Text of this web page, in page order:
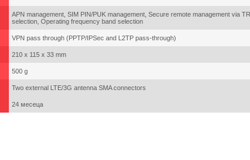
APN management, SIM PIN/PUK management, Secure remote management via
selection, Operating frequency band selection
VPN pass through (PPTP/IPSec and L2TP pass-through)
210 x 115 x 33 mm
500 g
Two external LTE/3G antenna SMA connectors
24 месеца